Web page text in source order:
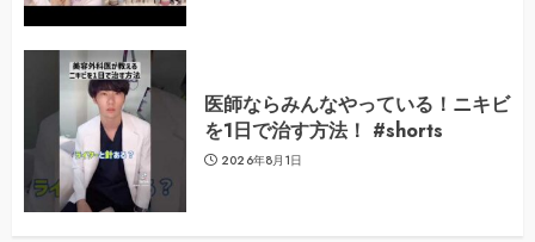
医師ならみんなやっている！ニキビ
を1日で治す方法！ #shorts
2026年8月1日